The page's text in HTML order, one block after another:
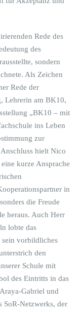
Rede des
des
sondern
Als Zeichen
Rede der
Lehrerin am BK10,
„BK10 – mit
ins Leben
zur
hielt Nico
kurze Ansprache
in
die Freude
heraus. Auch Herr
lobte das
sein vorbildliches
den
Schule mit
des Eintritts in das
Gabriel und
SoR-Netzwerks, der